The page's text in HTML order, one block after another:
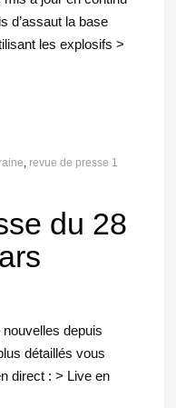
d’assaut la base
les explosifs >
revue de presse 1
du 28
depuis
détaillés vous
direct : > Live en